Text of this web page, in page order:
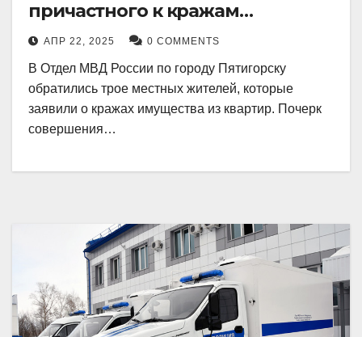
причастного к кражам
имущества из квартир в
Пятигорске
АПР 22, 2025 0 COMMENTS
В Отдел МВД России по городу Пятигорску
обратились трое местных жителей, которые
заявили о кражах имущества из квартир. Почерк
совершения…